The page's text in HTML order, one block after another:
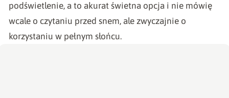
podświetlenie, a to akurat świetna opcja i nie mówię
wcale o czytaniu przed snem, ale zwyczajnie o
korzystaniu w pełnym słońcu.